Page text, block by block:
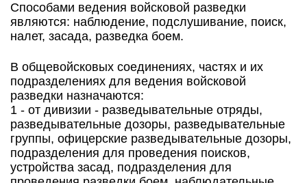
Способами ведения войсковой разведки
являются: наблюдение, подслушивание, поиск,
налет, засада, разведка боем.
В общевойсковых соединениях, частях и их
подразделениях для ведения войсковой
разведки назначаются:
1 - от дивизии - разведывательные отряды,
разведывательные дозоры, разведывательные
группы, офицерские разведывательные дозоры,
подразделения для проведения поисков,
устройства засад, подразделения для